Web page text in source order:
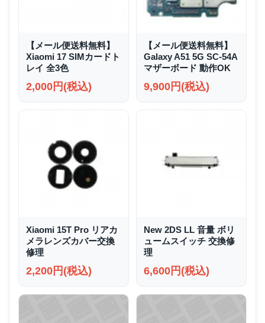
【メール便送料無料】
Xiaomi 17 SIMカードト
レイ 全3色
2,000円(税込)
【メール便送料無料】
Galaxy A51 5G SC-54A
マザーボード 動作OK
9,900円(税込)
Xiaomi 15T Pro リアカ
メラレンズカバー交換
修理
2,200円(税込)
New 2DS LL 音量 ボリ
ュームスイッチ 交換修
理
6,600円(税込)